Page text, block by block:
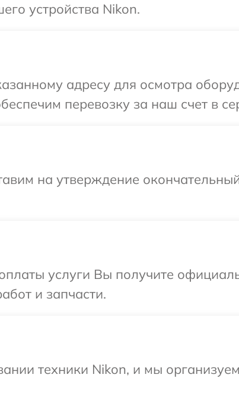
устройства Nikon.
адресу для осмотра
перевозку за наш счет в
на утверждение
услуги Вы получите
и запчасти.
техники Nikon, и мы